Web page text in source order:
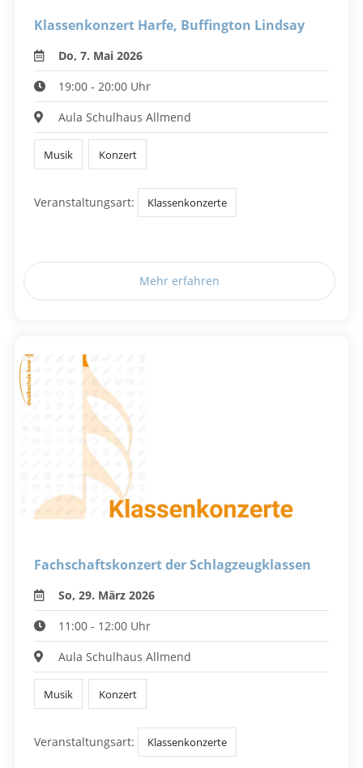
Klassenkonzert Harfe, Buffington Lindsay
Do, 7. Mai 2026
19:00 - 20:00 Uhr
Aula Schulhaus Allmend
Musik Konzert
Veranstaltungsart: Klassenkonzerte
Mehr erfahren
Fachschaftskonzert der Schlagzeugklassen
So, 29. März 2026
11:00 - 12:00 Uhr
Aula Schulhaus Allmend
Musik Konzert
Veranstaltungsart: Klassenkonzerte